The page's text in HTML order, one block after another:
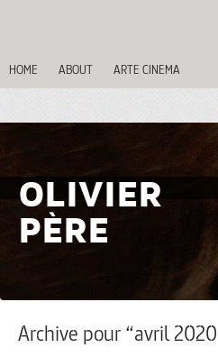
HOME ABOUT ARTE CINEMA
OLIVIER
PÈRE
Archive pour “avril